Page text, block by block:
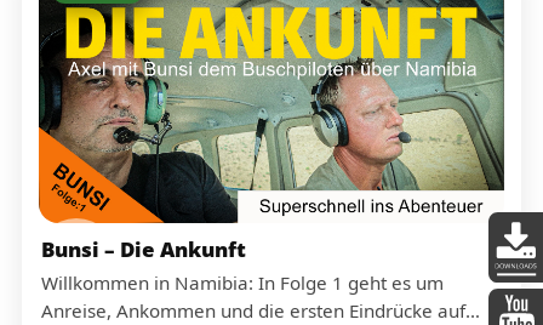
Bunsi – Die Ankunft
Willkommen in Namibia: In Folge 1 geht es um
Anreise, Ankommen und die ersten Eindrücke auf